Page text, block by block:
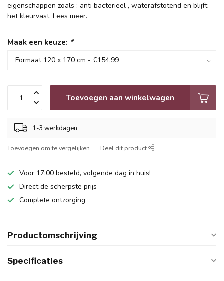
eigenschappen zoals : anti bacterieel , waterafstotend en blijft
het kleurvast. Lees meer.
Maak een keuze: *
Toevoegen aan winkelwagen
1-3 werkdagen
Toevoegen om te vergelijken Deel dit product
Voor 17:00 besteld, volgende dag in huis!
Direct de scherpste prijs
Complete ontzorging
Productomschrijving
Specificaties